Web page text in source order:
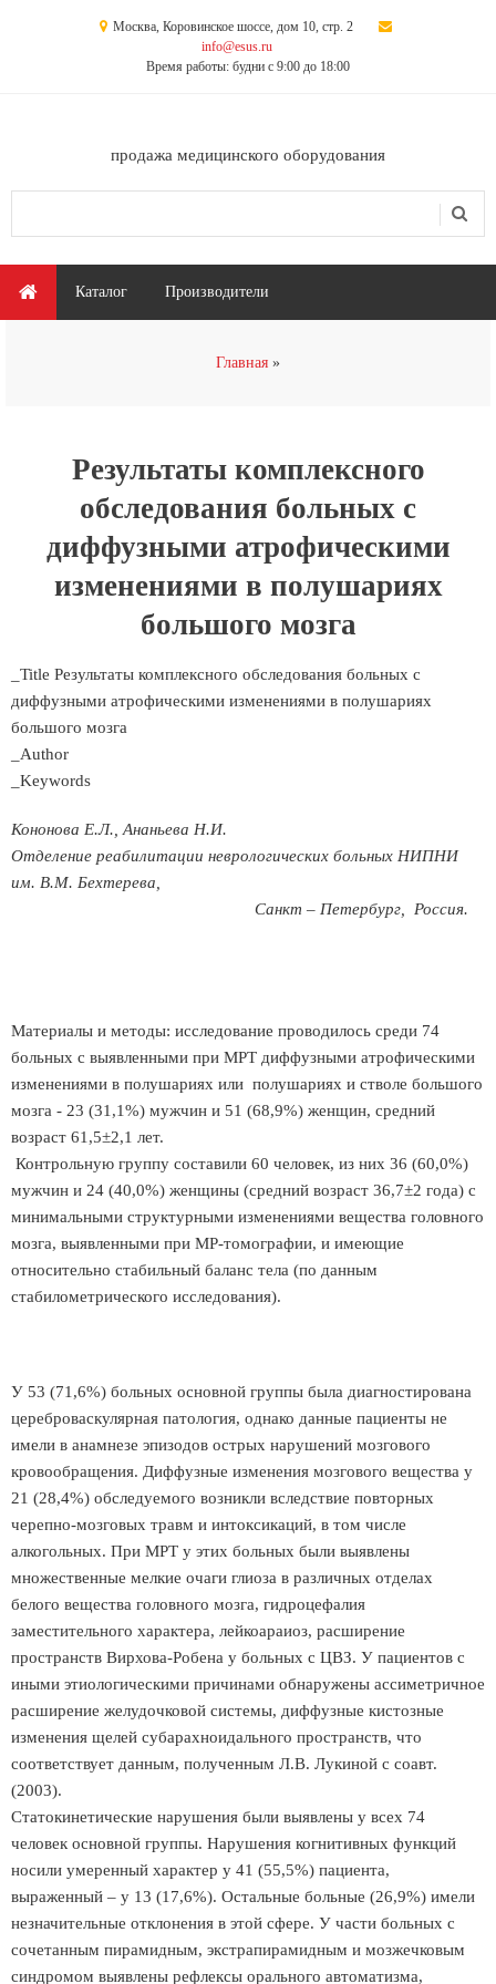
Москва, Коровинское шоссе, дом 10, стр. 2
info@esus.ru
Время работы: будни с 9:00 до 18:00
продажа медицинского оборудования
Главное меню
Каталог Производители
Главная
Результаты комплексного
обследования больных с
диффузными атрофическими
изменениями в полушариях
большого мозга
_Title Результаты комплексного обследования больных с
диффузными атрофическими изменениями в полушариях
большого мозга
_Author
_Keywords
Кононова Е.Л., Ананьева Н.И.
Отделение реабилитации неврологических больных НИПНИ
им. В.М. Бехтерева,
Санкт – Петербург, Россия.
Материалы и методы: исследование проводилось среди 74
больных с выявленными при МРТ диффузными атрофическими
изменениями в полушариях или полушариях и стволе большого
мозга - 23 (31,1%) мужчин и 51 (68,9%) женщин, средний
возраст 61,5±2,1 лет.
Контрольную группу составили 60 человек, из них 36 (60,0%)
мужчин и 24 (40,0%) женщины (средний возраст 36,7±2 года) с
минимальными структурными изменениями вещества головного
мозга, выявленными при МР-томографии, и имеющие
относительно стабильный баланс тела (по данным
стабилометрического исследования).
У 53 (71,6%) больных основной группы была диагностирована
цереброваскулярная патология, однако данные пациенты не
имели в анамнезе эпизодов острых нарушений мозгового
кровообращения. Диффузные изменения мозгового вещества у
21 (28,4%) обследуемого возникли вследствие повторных
черепно-мозговых травм и интоксикаций, в том числе
алкогольных. При МРТ у этих больных были выявлены
множественные мелкие очаги глиоза в различных отделах
белого вещества головного мозга, гидроцефалия
заместительного характера, лейкоараиоз, расширение
пространств Вирхова-Робена у больных с ЦВЗ. У пациентов с
иными этиологическими причинами обнаружены ассиметричное
расширение желудочковой системы, диффузные кистозные
изменения щелей субарахноидального пространств, что
соответствует данным, полученным Л.В. Лукиной с соавт.
(2003).
Статокинетические нарушения были выявлены у всех 74
человек основной группы. Нарушения когнитивных функций
носили умеренный характер у 41 (55,5%) пациента,
выраженный – у 13 (17,6%). Остальные больные (26,9%) имели
незначительные отклонения в этой сфере. У части больных с
сочетанным пирамидным, экстрапирамидным и мозжечковым
синдромом выявлены рефлексы орального автоматизма,